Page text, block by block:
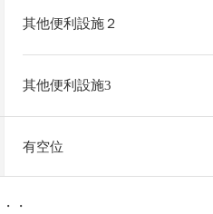
其他便利設施２
其他便利設施3
有空位
・